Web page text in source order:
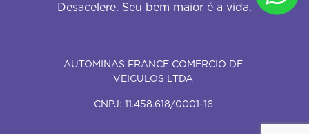
Desacelere. Seu bem maior é a vida.
AUTOMINAS FRANCE COMERCIO DE
VEICULOS LTDA
CNPJ: 11.458.618/0001-16